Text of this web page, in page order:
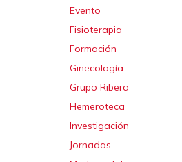
Evento
Fisioterapia
Formación
Ginecología
Grupo Ribera
Hemeroteca
Investigación
Jornadas